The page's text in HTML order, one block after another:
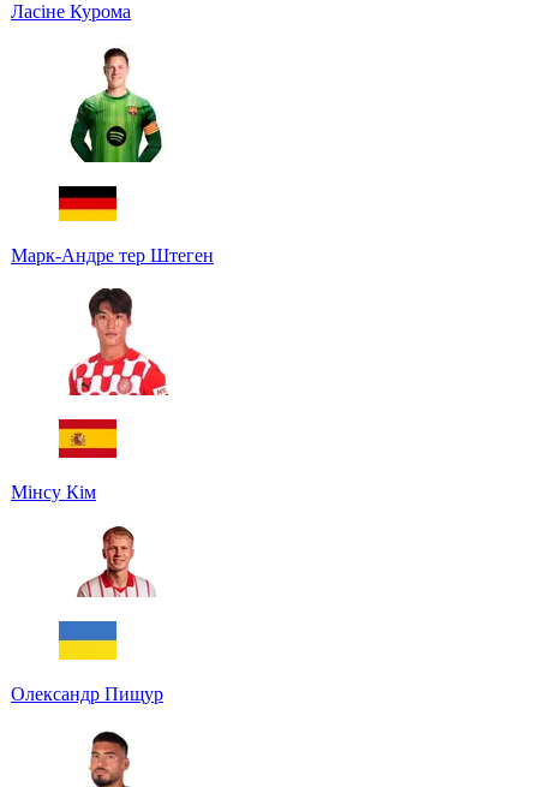
Ласіне Курома
Марк-Андре тер Штеген
Мінсу Кім
Олександр Пищур